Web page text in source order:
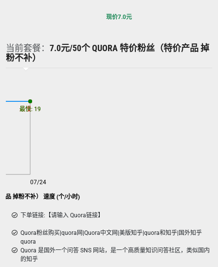
现价7.0元
当前套餐： 7.0元/50个 QUORA 特价粉丝（特价产品 掉
粉不补）
品 掉粉不补） 速度 (个/小时)
07/24
最慢: 19
最快: 19
下单链接:【请输入 Quora链接】
Quora粉丝购买|quora网|Quora中文网|美版知乎|quora和知乎|国外知乎
quora
Quora 是国外一个问答 SNS 网站，是一个高质量知识问答社区，类似国内
的知乎